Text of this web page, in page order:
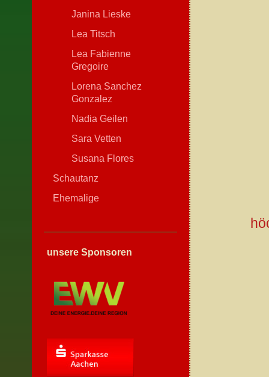
Janina Lieske
Lea Titsch
Lea Fabienne
Gregoire
Lorena Sanchez
Gonzalez
Nadia Geilen
Sara Vetten
Susana Flores
Schautanz
Ehemalige
unsere Sponsoren